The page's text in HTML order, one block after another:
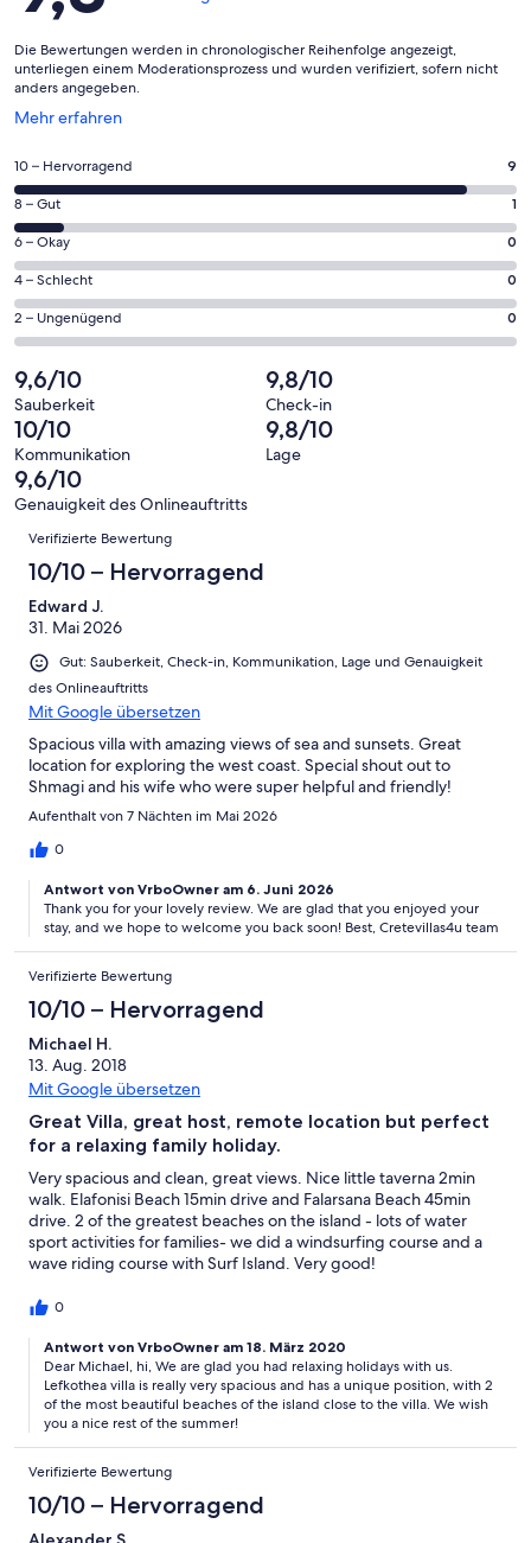
Die Bewertungen werden in chronologischer Reihenfolge angezeigt,
unterliegen einem Moderationsprozess und wurden verifiziert, sofern nicht
anders angegeben.
Mehr erfahren
Wird
einem
neuen
Fenster
geöffnet
9
von
insgesamt
10
Gästebewertungen
haben
eine
Bewertung
von
10
-
Hervorragend
10 – Hervorragend 9
1
von
insgesamt
10
Gästebewertungen
haben
Bewertung
von
8
-
Gut
8 – Gut 1
0
von
insgesamt
10
Gästebewertungen
haben
eine
Bewertung
von
6
-
Okay
6 – Okay 0
0
von
insgesamt
Gästebewertungen
haben
eine
Bewertung
von
4
Schlecht
4 – Schlecht 0
0
von
insgesamt
10
Gästebewertungen
haben
eine
Bewertung
Ungenügend
2 – Ungenügend 0
9,6/10
Sauberkeit
9,8/10
Check-in
10/10
Kommunikation
9,8/10
Lage
9,6/10
Genauigkeit des Onlineauftritts
Bewertungen
Verifizierte Bewertung
10/10 – Hervorragend
Edward J.
31. Mai 2026
Gut: Sauberkeit, Check-in, Kommunikation, Lage und Genauigkeit
des Onlineauftritts
Mit Google übersetzen
Spacious villa with amazing views of sea and sunsets. Great
location for exploring the west coast. Special shout out to
Shmagi and his wife who were super helpful and friendly!
Aufenthalt von 7 Nächten im Mai 2026
0
Antwort von VrboOwner am 6. Juni 2026
Thank you for your lovely review. We are glad that you enjoyed your
stay, and we hope to welcome you back soon! Best, Cretevillas4u team
Verifizierte Bewertung
10/10 – Hervorragend
Michael H.
13. Aug. 2018
Mit Google übersetzen
Great Villa, great host, remote location but perfect
for a relaxing family holiday.
Very spacious and clean, great views. Nice little taverna 2min
walk. Elafonisi Beach 15min drive and Falarsana Beach 45min
drive. 2 of the greatest beaches on the island - lots of water
sport activities for families- we did a windsurfing course and a
wave riding course with Surf Island. Very good!
0
Antwort von VrboOwner am 18. März 2020
Dear Michael, hi, We are glad you had relaxing holidays with us.
Lefkothea villa is really very spacious and has a unique position, with 2
of the most beautiful beaches of the island close to the villa. We wish
you a nice rest of the summer!
Verifizierte Bewertung
10/10 – Hervorragend